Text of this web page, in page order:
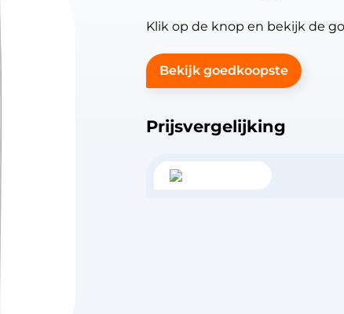
Klik op de knop en bekijk de
Bekijk goedkoopste
Prijsvergelijking